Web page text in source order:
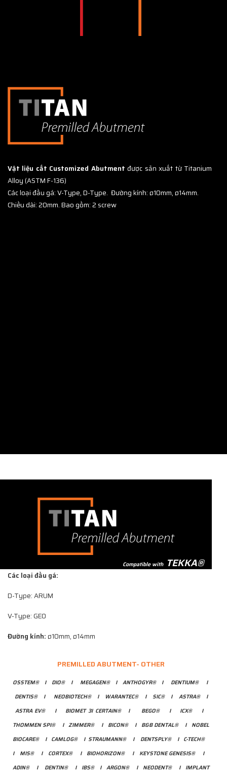
Vật liệu cắt Customized Abutmentđược sản xuất từ Titanium
Alloy (ASTM F-136)
Các loại đầu gá: V-Type, D-Type. Đường kính: ø10mm, ø14mm.
Chiều dài: 20mm. Bao gồm: 2 screw
Compatible with TEKKA®
Các loại đầu gá:
D-Type: ARUM
V-Type: GEO
Đường kính:ø10mm, ø14mm
PREMILLED ABUTMENT- OTHER
OSSTEM®I DIO®I MEGAGEN®I ANTHOGYR®I DENTIUM®I
DENTIS®I NEOBIOTECH®I WARANTEC®I SIC® I ASTRA®I
ASTRA EV®
I BIOMET 3I CERTAIN®I BEGO®I ICX®I
THOMMEN SPI®IZIMMER®I BICON®I B&B DENTAL®I NOBEL
BIOCARE®
I CAMLOG®I STRAUMANN®I DENTSPLY®I C-TECH®
I MIS®I CORTEX®I BIOHORIZON®I KEYSTONE GENESIS®I
ADIN®I DENTIN® I IBS® IARGON®I NEODENT®I IMPLANT